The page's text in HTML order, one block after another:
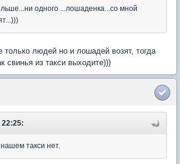
одного ...лошаденка...со мной
только людей но и лошадей возят, тогда
свинья из такси выходите)))
22:25:
нашем такси нет.